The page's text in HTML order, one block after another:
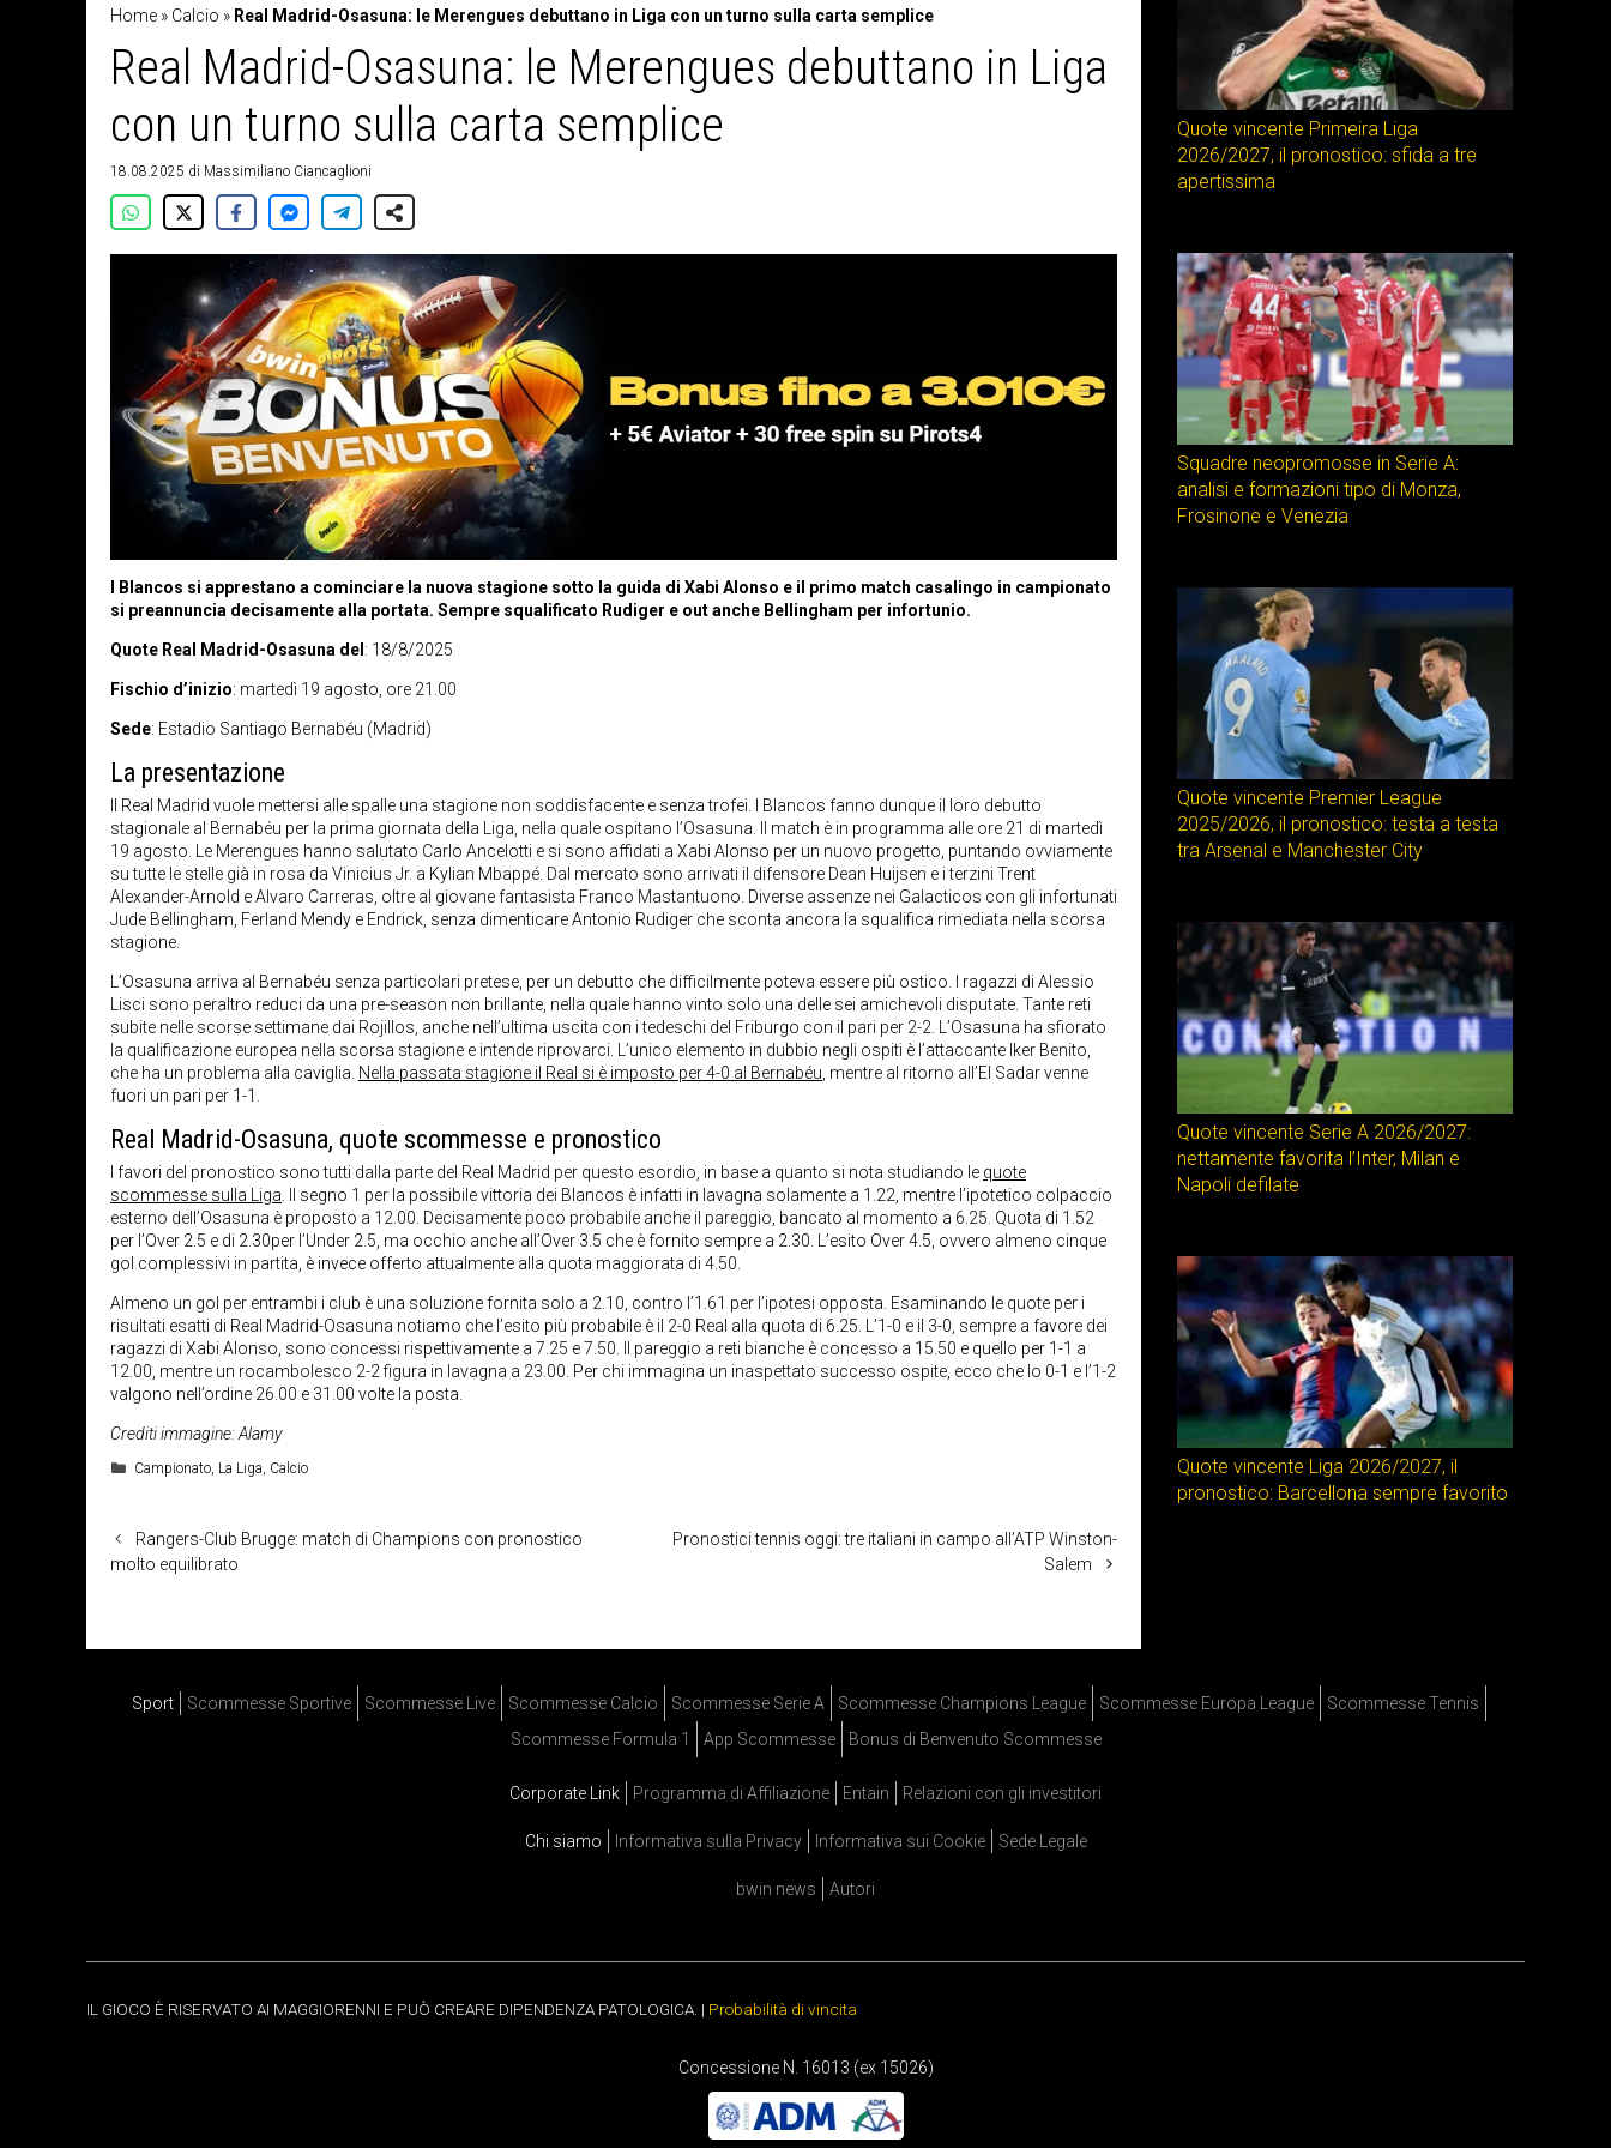
Home » Calcio » Real Madrid-Osasuna: le Merengues debuttano in Liga con un turno sulla carta semplice
Real Madrid-Osasuna: le Merengues debuttano in Liga
con un turno sulla carta semplice
18.08.2025 di Massimiliano Ciancaglioni
I Blancos si apprestano a cominciare la nuova stagione sotto la guida di Xabi Alonso e il primo match casalingo in campionato
si preannuncia decisamente alla portata. Sempre squalificato Rudiger e out anche Bellingham per infortunio.
Quote Real Madrid-Osasuna del: 18/8/2025
Fischio d’inizio: martedì 19 agosto, ore 21.00
Sede: Estadio Santiago Bernabéu (Madrid)
La presentazione
Il Real Madrid vuole mettersi alle spalle una stagione non soddisfacente e senza trofei. I Blancos fanno dunque il loro debutto
stagionale al Bernabéu per la prima giornata della Liga, nella quale ospitano l’Osasuna. Il match è in programma alle ore 21 di martedì
19 agosto. Le Merengues hanno salutato Carlo Ancelotti e si sono affidati a Xabi Alonso per un nuovo progetto, puntando ovviamente
su tutte le stelle già in rosa da Vinicius Jr. a Kylian Mbappé. Dal mercato sono arrivati il difensore Dean Huijsen e i terzini Trent
Alexander-Arnold e Alvaro Carreras, oltre al giovane fantasista Franco Mastantuono. Diverse assenze nei Galacticos con gli infortunati
Jude Bellingham, Ferland Mendy e Endrick, senza dimenticare Antonio Rudiger che sconta ancora la squalifica rimediata nella scorsa
stagione.
L’Osasuna arriva al Bernabéu senza particolari pretese, per un debutto che difficilmente poteva essere più ostico. I ragazzi di Alessio
Lisci sono peraltro reduci da una pre-season non brillante, nella quale hanno vinto solo una delle sei amichevoli disputate. Tante reti
subite nelle scorse settimane dai Rojillos, anche nell’ultima uscita con i tedeschi del Friburgo con il pari per 2-2. L’Osasuna ha sfiorato
la qualificazione europea nella scorsa stagione e intende riprovarci. L’unico elemento in dubbio negli ospiti è l’attaccante Iker Benito,
che ha un problema alla caviglia. Nella passata stagione il Real si è imposto per 4-0 al Bernabéu , mentre al ritorno all’El Sadar venne
fuori un pari per 1-1.
Real Madrid-Osasuna, quote scommesse e pronostico
I favori del pronostico sono tutti dalla parte del Real Madrid per questo esordio, in base a quanto si nota studiando le quote
scommesse sulla Liga . Il segno 1 per la possibile vittoria dei Blancos è infatti in lavagna solamente a 1.22, mentre l’ipotetico colpaccio
esterno dell’Osasuna è proposto a 12.00. Decisamente poco probabile anche il pareggio, bancato al momento a 6.25. Quota di 1.52
per l’Over 2.5 e di 2.30per l’Under 2.5, ma occhio anche all’Over 3.5 che è fornito sempre a 2.30. L’esito Over 4.5, ovvero almeno cinque
gol complessivi in partita, è invece offerto attualmente alla quota maggiorata di 4.50.
Almeno un gol per entrambi i club è una soluzione fornita solo a 2.10, contro l’1.61 per l’ipotesi opposta. Esaminando le quote per i
risultati esatti di Real Madrid-Osasuna notiamo che l’esito più probabile è il 2-0 Real alla quota di 6.25. L’1-0 e il 3-0, sempre a favore dei
ragazzi di Xabi Alonso, sono concessi rispettivamente a 7.25 e 7.50. Il pareggio a reti bianche è concesso a 15.50 e quello per 1-1 a
12.00, mentre un rocambolesco 2-2 figura in lavagna a 23.00. Per chi immagina un inaspettato successo ospite, ecco che lo 0-1 e l’1-2
valgono nell’ordine 26.00 e 31.00 volte la posta.
Crediti immagine: Alamy
Categorie
Campionato, La Liga, Calcio
Rangers-Club Brugge: match di Champions con pronostico
molto equilibrato
Pronostici tennis oggi: tre italiani in campo all’ATP Winston-
Salem
Quote vincente Primeira Liga
2026/2027, il pronostico: sfida a tre
apertissima
Squadre neopromosse in Serie A:
analisi e formazioni tipo di Monza,
Frosinone e Venezia
Quote vincente Premier League
2025/2026, il pronostico: testa a testa
tra Arsenal e Manchester City
Quote vincente Serie A 2026/2027:
nettamente favorita l’Inter, Milan e
Napoli defilate
Quote vincente Liga 2026/2027, il
pronostico: Barcellona sempre favorito
Sport Scommesse Sportive Scommesse Live Scommesse Calcio Scommesse Serie A Scommesse Champions League Scommesse Europa League
Scommesse Tennis
Scommesse Formula 1
App Scommesse Bonus di Benvenuto Scommesse
Corporate Link Programma di Affiliazione Entain Relazioni con gli investitori
Chi siamo Informativa sulla Privacy Informativa sui Cookie Sede Legale
bwin news Autori
IL GIOCO È RISERVATO AI MAGGIORENNI E PUÒ CREARE DIPENDENZA PATOLOGICA. | Probabilità di vincita
Concessione N. 16013 (ex 15026)